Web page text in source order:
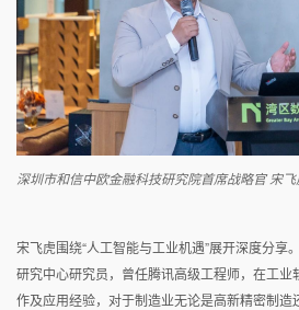
深圳市和信中欧金融科技研究院首席战略官 宋飞
宋飞虎围绕“人工智能与工业机遇”展开深度分享
研究中心研究员，曾任腾讯高级工程师，在工
作及应用经验，对于制造业无论是高新精密制